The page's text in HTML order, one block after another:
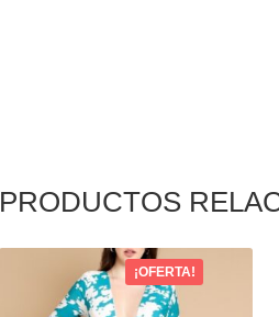
PRODUCTOS
¡OFERTA!